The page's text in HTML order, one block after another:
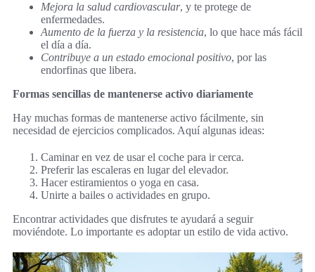
Mejora la salud cardiovascular, y te protege de
enfermedades.
Aumento de la fuerza y la resistencia, lo que hace más fácil
el día a día.
Contribuye a un estado emocional positivo, por las
endorfinas que libera.
Formas sencillas de mantenerse activo diariamente
Hay muchas formas de mantenerse activo fácilmente, sin
necesidad de ejercicios complicados. Aquí algunas ideas:
Caminar en vez de usar el coche para ir cerca.
Preferir las escaleras en lugar del elevador.
Hacer estiramientos o yoga en casa.
Unirte a bailes o actividades en grupo.
Encontrar actividades que disfrutes te ayudará a seguir
moviéndote. Lo importante es adoptar un estilo de vida activo.